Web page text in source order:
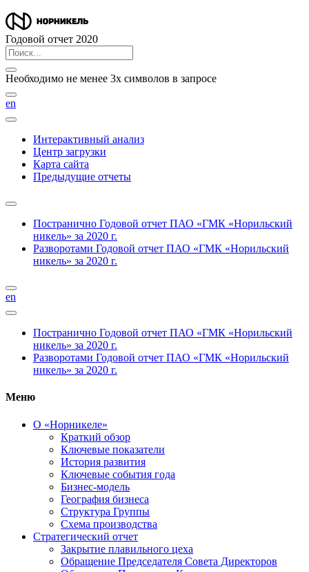
Годовой отчет 2020
Необходимо не менее 3х символов в запросе
en
Интерактивный анализ
Центр загрузки
Карта сайта
Предыдущие отчеты
Постранично Годовой отчет ПАО «ГМК «Норильский
никель» за 2020 г.
Разворотами Годовой отчет ПАО «ГМК «Норильский
никель» за 2020 г.
en
Постранично Годовой отчет ПАО «ГМК «Норильский
никель» за 2020 г.
Разворотами Годовой отчет ПАО «ГМК «Норильский
никель» за 2020 г.
Меню
О «Норникеле»
Краткий обзор
Ключевые показатели
История развития
Ключевые события года
Бизнес-модель
География бизнеса
Структура Группы
Схема производства
Стратегический отчет
Закрытие плавильного цеха
Обращение Председателя Совета Директоров